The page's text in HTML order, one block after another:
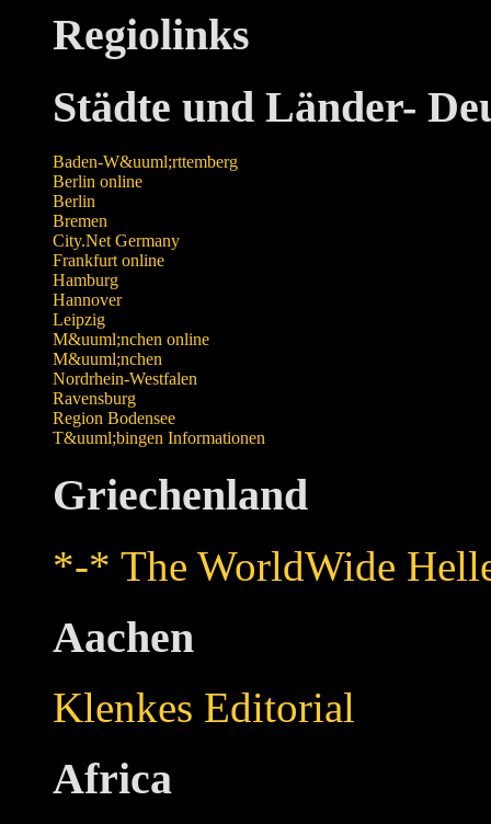
Regiolinks
Städte und Länder-
Baden-W&uuml;rttemberg
Berlin online
Berlin
Bremen
City.Net Germany
Frankfurt online
Hamburg
Hannover
Leipzig
M&uuml;nchen online
M&uuml;nchen
Nordrhein-Westfalen
Ravensburg
Region Bodensee
T&uuml;bingen Informationen
Griechenland
*-* The WorldWide
Aachen
Klenkes Editorial
Africa